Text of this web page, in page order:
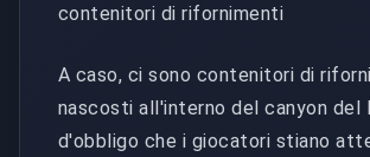
contenitori di rifornimenti
A caso, ci sono contenitori di
nascosti all'interno del canyon del
d'obbligo che i giocatori stiano